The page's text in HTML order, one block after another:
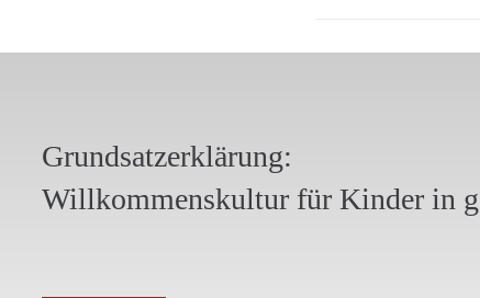
Grundsatzerklärung:
Willkommenskultur für Kinder in